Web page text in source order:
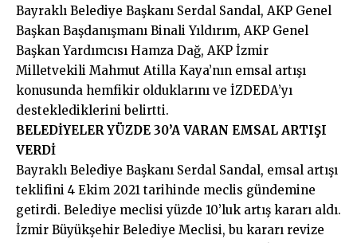
Bayraklı Belediye Başkanı Serdal Sandal, AKP Genel
Başkan Başdanışmanı Binali Yıldırım, AKP Genel
Başkan Yardımcısı Hamza Dağ, AKP İzmir
Milletvekili Mahmut Atilla Kaya’nın emsal artışı
konusunda hemfikir olduklarını ve İZDEDA’yı
desteklediklerini belirtti.
BELEDİYELER YÜZDE 30’A VARAN EMSAL ARTIŞI
VERDİ
Bayraklı Belediye Başkanı Serdal Sandal, emsal artışı
teklifini 4 Ekim 2021 tarihinde meclis gündemine
getirdi. Belediye meclisi yüzde 10’luk artış kararı aldı.
İzmir Büyükşehir Belediye Meclisi, bu kararı revize